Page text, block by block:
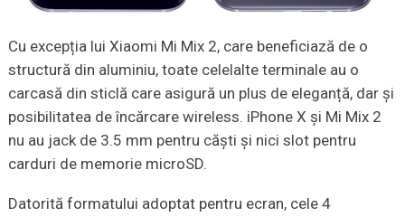
Cu excepția lui Xiaomi Mi Mix 2, care beneficiază de o
structură din aluminiu, toate celelalte terminale au o
carcasă din sticlă care asigură un plus de eleganță, dar și
posibilitatea de încărcare wireless. iPhone X și Mi Mix 2
nu au jack de 3.5 mm pentru căști și nici slot pentru
carduri de memorie microSD.
Datorită formatului adoptat pentru ecran, cele 4